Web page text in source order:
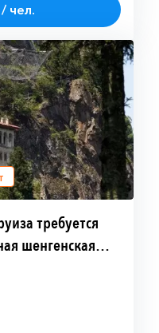
чел.
требуется
шенгенская